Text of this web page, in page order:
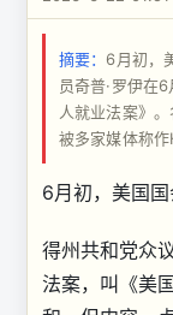
同
› ›
摘要： 6月初，
员奇普·罗伊在
人就业法案》
被多家媒体称
6月初，美国国
得州共和党众
法案，叫《美